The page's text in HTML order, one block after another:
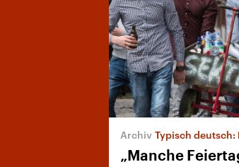
Typisch deutsch:
„Manche